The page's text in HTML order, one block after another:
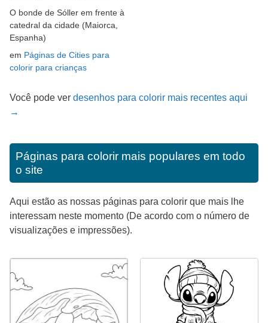
O bonde de Sóller em frente à
catedral da cidade (Maiorca,
Espanha)
em Páginas de Cities para
colorir para crianças
Você pode ver desenhos para colorir mais recentes aqui
→
Páginas para colorir mais populares em todo
o site
Aqui estão as nossas páginas para colorir que mais lhe
interessam neste momento (De acordo com o número de
visualizações e impressões).